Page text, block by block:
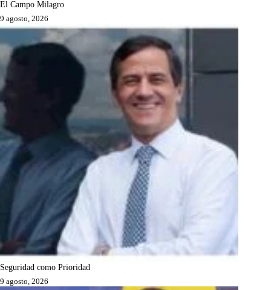
El Campo Milagro
9 agosto, 2026
Seguridad como Prioridad
9 agosto, 2026